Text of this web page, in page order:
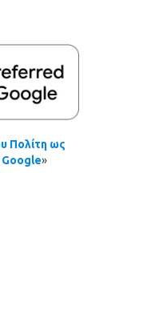
Πολίτη ως
»